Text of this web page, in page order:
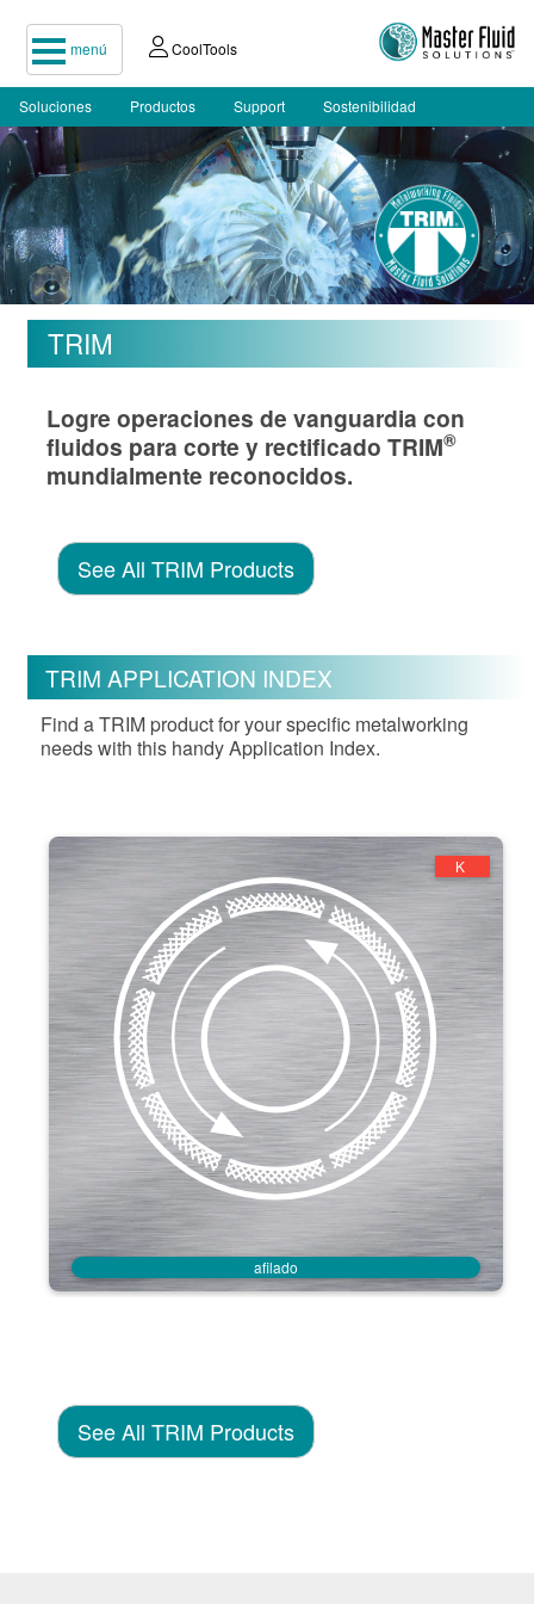
menú CoolTools
Soluciones Productos Support Sostenibilidad
TRIM
Logre operaciones de vanguardia con
fluidos para corte y rectificado TRIM®
mundialmente reconocidos.
See All TRIM Products
TRIM APPLICATION INDEX
Find a TRIM product for your specific metalworking
needs with this handy Application Index.
K
afilado
See All TRIM Products